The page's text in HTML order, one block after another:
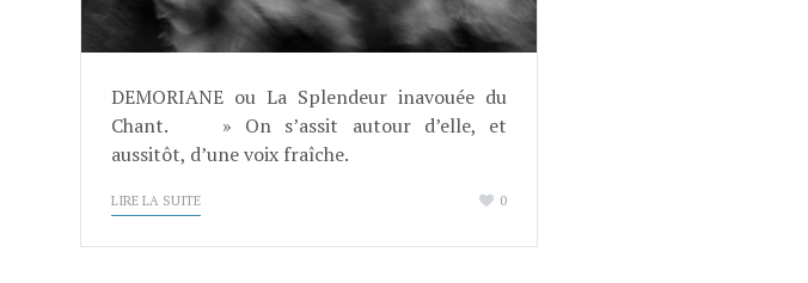
DEMORIANE ou La Splendeur inavouée du
Chant. » On s’assit autour d’elle, et
aussitôt, d’une voix fraîche.
LIRE LA SUITE 0